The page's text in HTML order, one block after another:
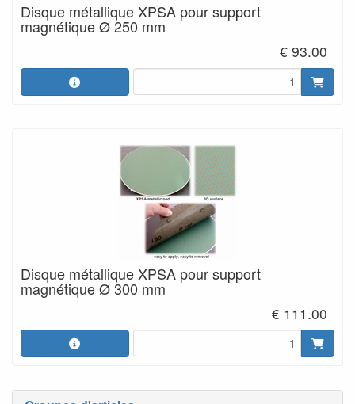
Disque métallique XPSA pour support
magnétique Ø 250 mm
€ 93.00
Disque métallique XPSA pour support
magnétique Ø 300 mm
€ 111.00